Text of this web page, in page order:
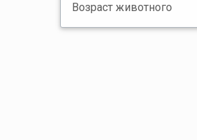
Возраст животного